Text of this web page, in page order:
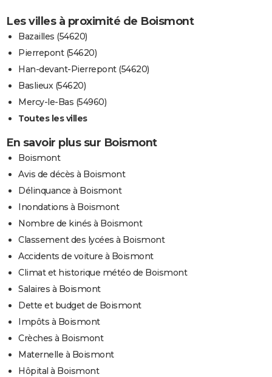
Les villes à proximité de Boismont
Bazailles (54620)
Pierrepont (54620)
Han-devant-Pierrepont (54620)
Baslieux (54620)
Mercy-le-Bas (54960)
Toutes les villes
En savoir plus sur Boismont
Boismont
Avis de décès à Boismont
Délinquance à Boismont
Inondations à Boismont
Nombre de kinés à Boismont
Classement des lycées à Boismont
Accidents de voiture à Boismont
Climat et historique météo de Boismont
Salaires à Boismont
Dette et budget de Boismont
Impôts à Boismont
Crèches à Boismont
Maternelle à Boismont
Hôpital à Boismont